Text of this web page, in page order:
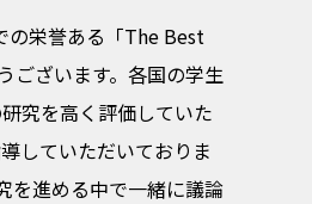
の栄誉ある「The Best
ございます。各国の学生
究を高く評価していた
していただいておりま
を進める中で一緒に議論